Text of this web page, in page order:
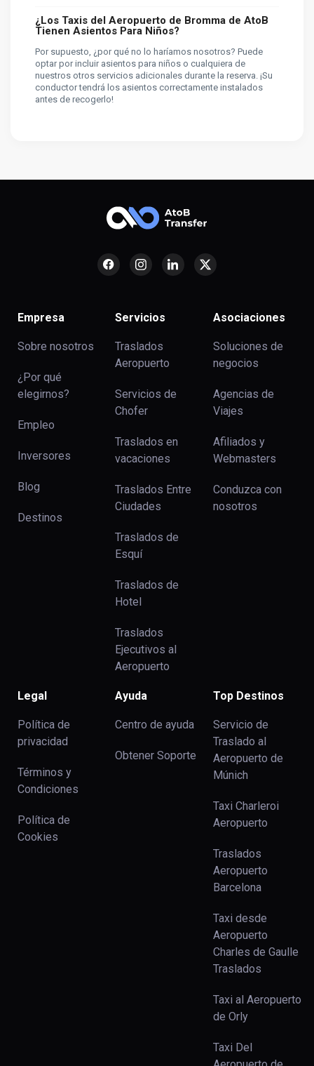
¿Los Taxis del Aeropuerto de Bromma de AtoB
Tienen Asientos Para Niños?
Por supuesto, ¿por qué no lo haríamos nosotros? Puede
optar por incluir asientos para niños o cualquiera de
nuestros otros servicios adicionales durante la reserva. ¡Su
conductor tendrá los asientos correctamente instalados
antes de recogerlo!
Empresa
Sobre nosotros
¿Por qué
elegirnos?
Empleo
Inversores
Blog
Destinos
Servicios
Traslados
Aeropuerto
Servicios de
Chofer
Traslados en
vacaciones
Traslados Entre
Ciudades
Traslados de
Esquí
Traslados de
Hotel
Traslados
Ejecutivos al
Aeropuerto
Asociaciones
Soluciones de
negocios
Agencias de
Viajes
Afiliados y
Webmasters
Conduzca con
nosotros
Legal
Política de
privacidad
Términos y
Condiciones
Política de
Cookies
Ayuda
Centro de ayuda
Obtener Soporte
Top Destinos
Servicio de
Traslado al
Aeropuerto de
Múnich
Taxi Charleroi
Aeropuerto
Traslados
Aeropuerto
Barcelona
Taxi desde
Aeropuerto
Charles de Gaulle
Traslados
Taxi al Aeropuerto
de Orly
Taxi Del